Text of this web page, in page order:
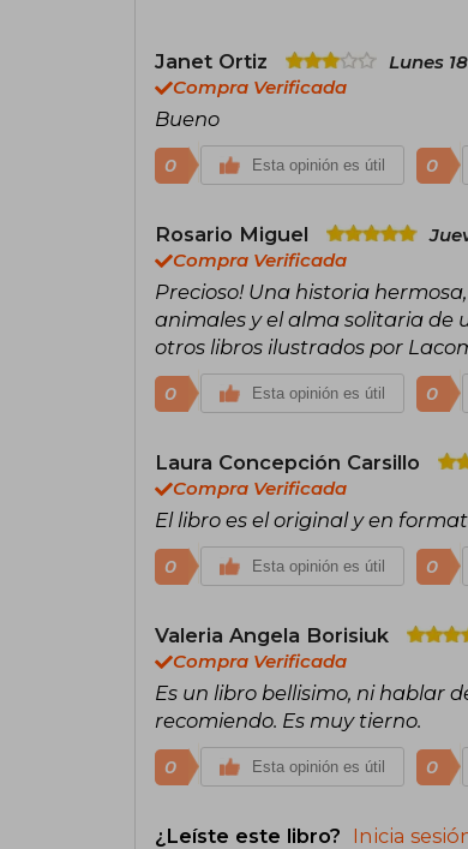
Janet Ortiz
Lunes
Compra Verificada
Bueno
0 Esta opinión es útil 0
Rosario Miguel
Compra Verificada
Precioso! Una historia
animales y el alma solitaria de
otros libros ilustrados por
0 Esta opinión es útil 0
Laura Concepción Carsillo
Compra Verificada
El libro es el original y en
0 Esta opinión es útil 0
Valeria Angela Borisiuk
Compra Verificada
Es un libro bellisimo, ni hablar
recomiendo. Es muy tierno.
0 Esta opinión es útil 0
¿Leíste este libro? Inicia